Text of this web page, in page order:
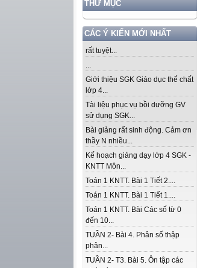
THƯ MỤC
CÁC Ý KIẾN MỚI NHẤT
rất tuyệt...
...
Giới thiệu SGK Giáo dục thể chất
lớp 4...
Tài liệu phục vụ bồi dưỡng GV
sử dụng SGK...
Bài giảng rất sinh động. Cảm ơn
thầy N nhiều...
Kế hoạch giảng dạy lớp 4 SGK -
KNTT Môn...
Toán 1 KNTT. Bài 1 Tiết 2....
Toán 1 KNTT. Bài 1 Tiết 1....
Toán 1 KNTT. Bài Các số từ 0
đến 10...
TUẦN 2- Bài 4. Phân số thập
phân...
TUẦN 2- T3. Bài 5. Ôn tập các